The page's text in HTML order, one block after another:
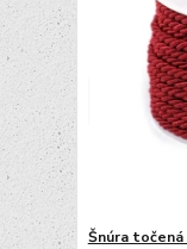
Šnúra točená